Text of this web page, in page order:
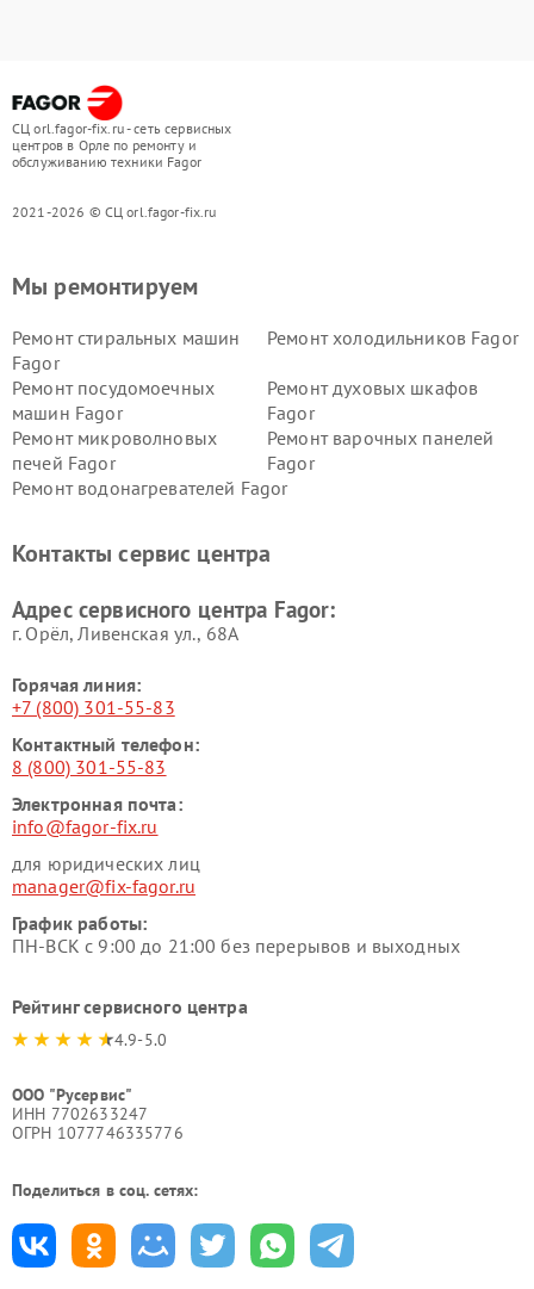
СЦ orl.fagor-fix.ru - сеть сервисных
центров в Орле по ремонту и
обслуживанию техники Fagor
2021-2026 © СЦ orl.fagor-fix.ru
Мы ремонтируем
Ремонт стиральных машин
Fagor
Ремонт холодильников Fagor
Ремонт посудомоечных
машин Fagor
Ремонт духовых шкафов
Fagor
Ремонт микроволновых
печей Fagor
Ремонт варочных панелей
Fagor
Ремонт водонагревателей Fagor
Контакты сервис центра
Адрес сервисного центра Fagor:
г. Орёл, Ливенская ул., 68А
Горячая линия:
+7 (800) 301-55-83
Контактный телефон:
8 (800) 301-55-83
Электронная почта:
info@fagor-fix.ru
для юридических лиц
manager@fix-fagor.ru
График работы:
ПН-ВСК с 9:00 до 21:00 без перерывов и выходных
Рейтинг сервисного центра
4.9-5.0
ООО "Русервис"
ИНН 7702633247
ОГРН 1077746335776
Поделиться в соц. сетях: